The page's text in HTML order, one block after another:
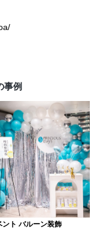
事例
ント バルーン装飾